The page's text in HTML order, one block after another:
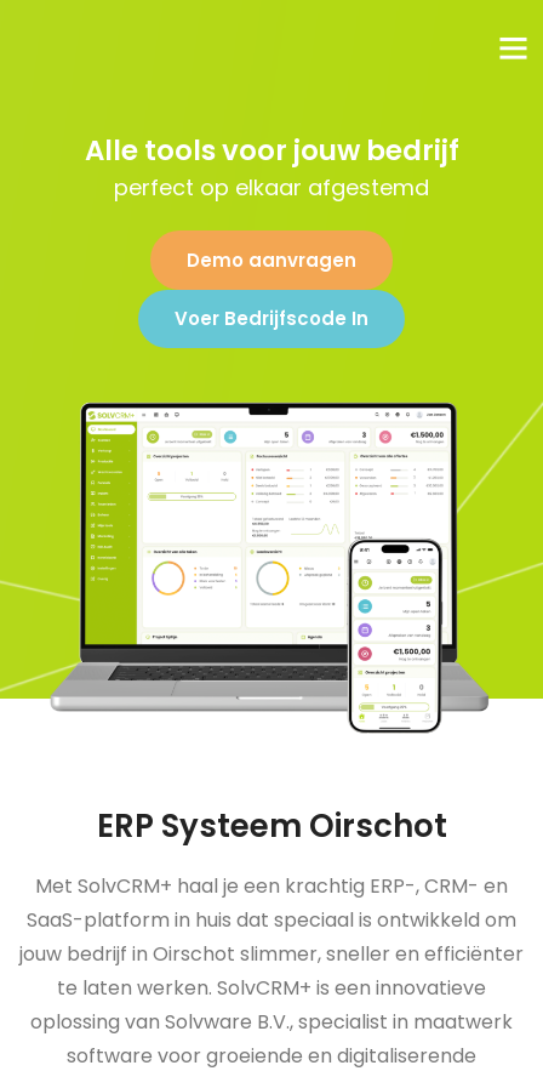
Alle tools voor jouw bedrijf
perfect op elkaar afgestemd
Demo aanvragen
Voer Bedrijfscode In
ERP Systeem Oirschot
Met SolvCRM+ haal je een krachtig ERP-, CRM- en
SaaS-platform in huis dat speciaal is ontwikkeld om
jouw bedrijf in Oirschot slimmer, sneller en efficiënter
te laten werken. SolvCRM+ is een innovatieve
oplossing van Solvware B.V., specialist in maatwerk
software voor groeiende en digitaliserende